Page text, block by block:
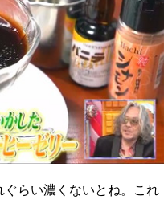
らい濃くないとね。これ